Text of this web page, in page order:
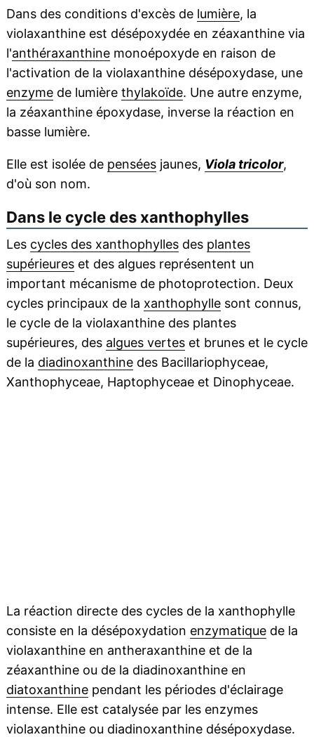
Dans des conditions d'excès de lumière, la
violaxanthine est désépoxydée en zéaxanthine via
l'anthéraxanthinemonoépoxyde en raison de
l'activation de la violaxanthine désépoxydase, une
enzymede lumière thylakoïde. Une autre enzyme,
la zéaxanthine époxydase, inverse la réaction en
basse lumière.
Elle est isolée de penséesjaunes, Viola tricolor,
d'où son nom.
Dans le cycle des xanthophylles
Les cycles des xanthophyllesdes plantes
supérieureset des algues représentent un
important mécanisme de photoprotection. Deux
cycles principaux de la xanthophyllesont connus,
le cycle de la violaxanthine des plantes
supérieures, des algues verteset brunes et le cycle
de la diadinoxanthinedes Bacillariophyceae,
Xanthophyceae, Haptophyceae et Dinophyceae.
La réaction directe des cycles de la xanthophylle
consiste en la désépoxydation enzymatiquede la
violaxanthine en antheraxanthine et de la
zéaxanthine ou de la diadinoxanthine en
diatoxanthinependant les périodes d'éclairage
intense. Elle est catalysée par les enzymes
violaxanthine ou diadinoxanthine désépoxydase.